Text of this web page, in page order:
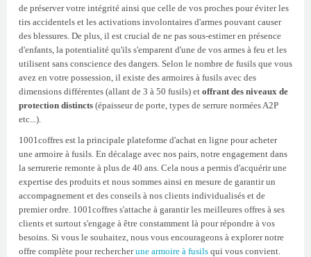
de préserver votre intégrité ainsi que celle de vos proches pour éviter les
tirs accidentels et les activations involontaires d'armes pouvant causer
des blessures. De plus, il est crucial de ne pas sous-estimer en présence
d'enfants, la potentialité qu'ils s'emparent d'une de vos armes à feu et les
utilisent sans conscience des dangers. Selon le nombre de fusils que vous
avez en votre possession, il existe des armoires à fusils avec des
dimensions différentes (allant de 3 à 50 fusils) et offrant des niveaux de
protection distincts (épaisseur de porte, types de serrure normées A2P
etc...).
1001coffres est la principale plateforme d'achat en ligne pour acheter
une armoire à fusils. En décalage avec nos pairs, notre engagement dans
la serrurerie remonte à plus de 40 ans. Cela nous a permis d'acquérir une
expertise des produits et nous sommes ainsi en mesure de garantir un
accompagnement et des conseils à nos clients individualisés et de
premier ordre. 1001coffres s'attache à garantir les meilleures offres à ses
clients et surtout s'engage à être constamment là pour répondre à vos
besoins. Si vous le souhaitez, nous vous encourageons à explorer notre
offre complète pour rechercherune armoire à fusils qui vous convient.